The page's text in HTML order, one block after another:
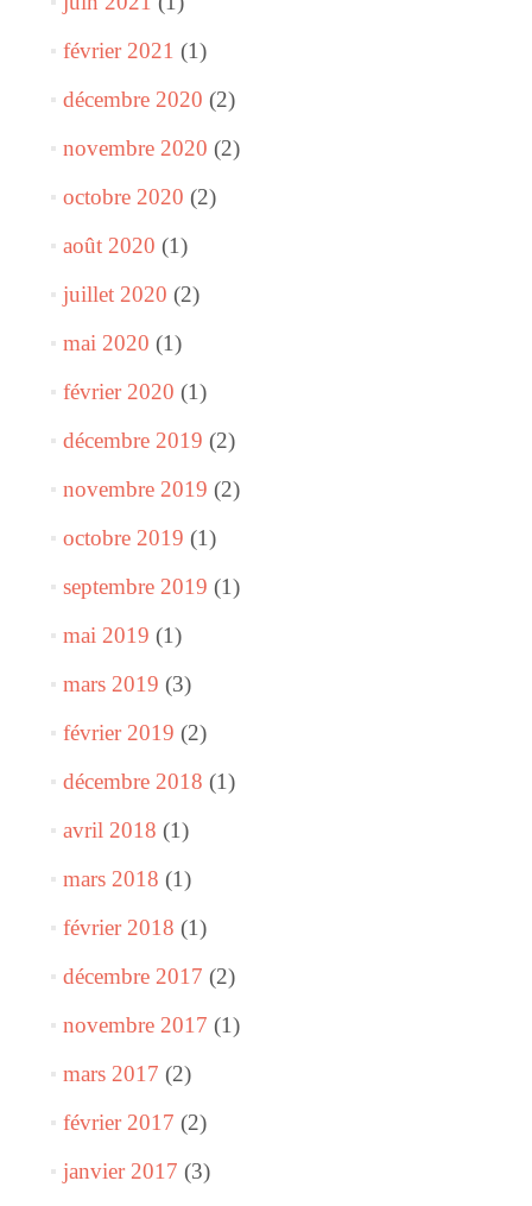
février 2021 (1)
décembre 2020 (2)
novembre 2020 (2)
octobre 2020 (2)
août 2020 (1)
juillet 2020 (2)
mai 2020 (1)
février 2020 (1)
décembre 2019 (2)
novembre 2019 (2)
octobre 2019 (1)
septembre 2019 (1)
mai 2019 (1)
mars 2019 (3)
février 2019 (2)
décembre 2018 (1)
avril 2018 (1)
mars 2018 (1)
février 2018 (1)
décembre 2017 (2)
novembre 2017 (1)
mars 2017 (2)
février 2017 (2)
janvier 2017 (3)